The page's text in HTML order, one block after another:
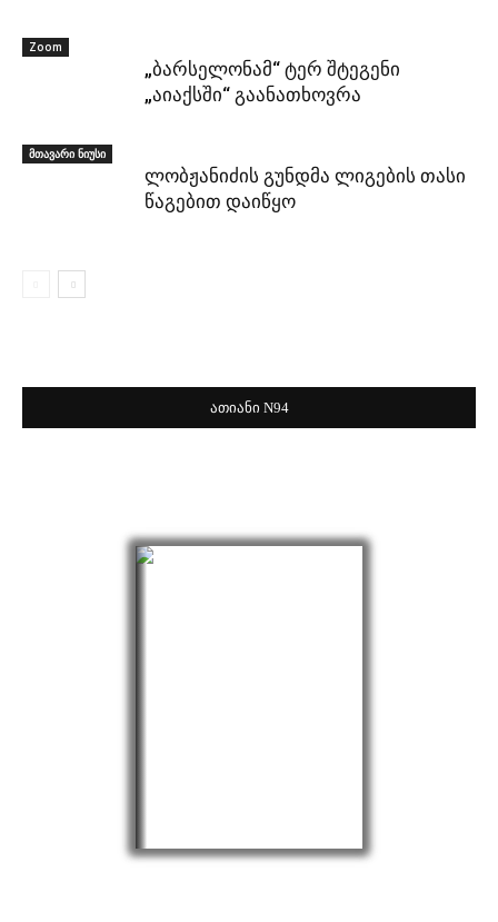
Zoom
„ბარსელონამ“ ტერ შტეგენი
„აიაქსში“ გაანათხოვრა
მთავარი ნიუსი
ლობჟანიძის გუნდმა ლიგების თასი
წაგებით დაიწყო
ათიანი N94